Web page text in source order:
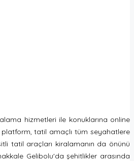
hizmetleri ile konuklarına online
platform, tatil amaçlı tüm seyahatlere
tatil araçları kiralamanın da önünü
Gelibolu'da şehitlikler arasında